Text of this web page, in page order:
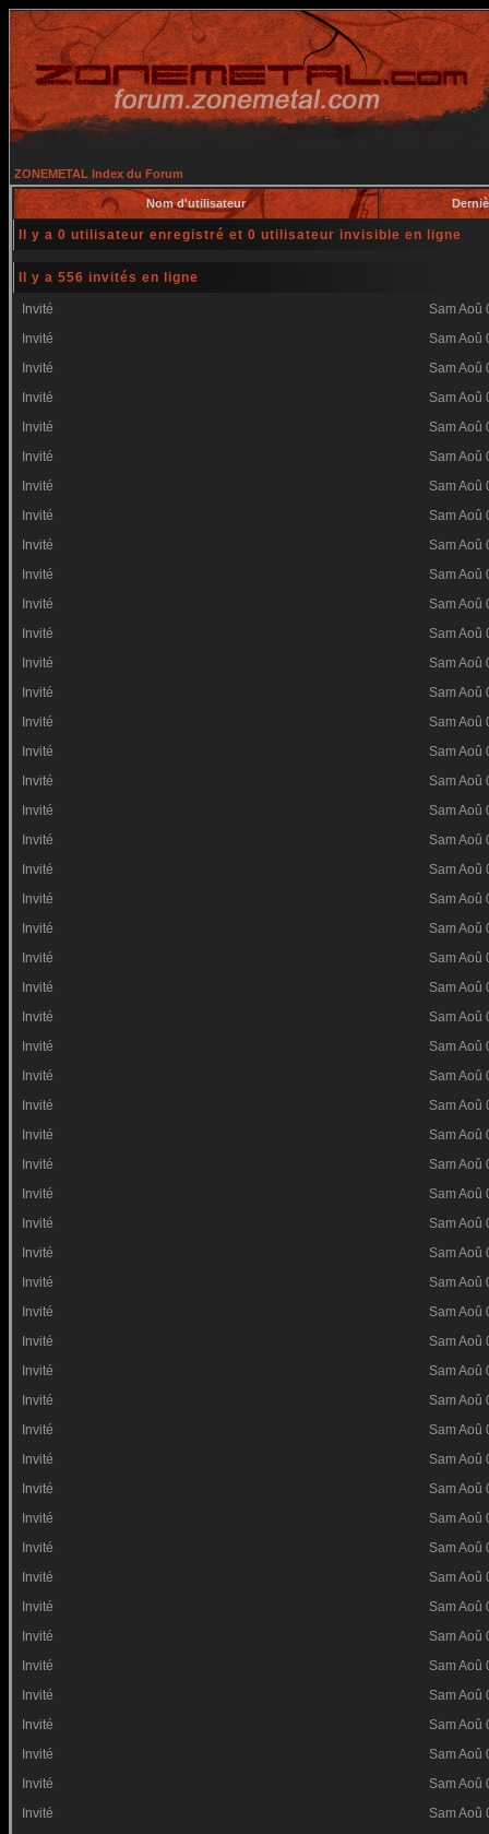
ZONEMETAL Index du Forum
Nom d'utilisateur
Il y a 0 utilisateur enregistré et 0 utilisateur invisible en ligne
Il y a 556 invités en ligne
Invité
Sam Aoû
Invité
Sam Aoû
Invité
Sam Aoû
Invité
Sam Aoû
Invité
Sam Aoû
Invité
Sam Aoû
Invité
Sam Aoû
Invité
Sam Aoû
Invité
Sam Aoû
Invité
Sam Aoû
Invité
Sam Aoû
Invité
Sam Aoû
Invité
Sam Aoû
Invité
Sam Aoû
Invité
Sam Aoû
Invité
Sam Aoû
Invité
Sam Aoû
Invité
Sam Aoû
Invité
Sam Aoû
Invité
Sam Aoû
Invité
Sam Aoû
Invité
Sam Aoû
Invité
Sam Aoû
Invité
Sam Aoû
Invité
Sam Aoû
Invité
Sam Aoû
Invité
Sam Aoû
Invité
Sam Aoû
Invité
Sam Aoû
Invité
Sam Aoû
Invité
Sam Aoû
Invité
Sam Aoû
Invité
Sam Aoû
Invité
Sam Aoû
Invité
Sam Aoû
Invité
Sam Aoû
Invité
Sam Aoû
Invité
Sam Aoû
Invité
Sam Aoû
Invité
Sam Aoû
Invité
Sam Aoû
Invité
Sam Aoû
Invité
Sam Aoû
Invité
Sam Aoû
Invité
Sam Aoû
Invité
Sam Aoû
Invité
Sam Aoû
Invité
Sam Aoû
Invité
Sam Aoû
Invité
Sam Aoû
Invité
Sam Aoû
Invité
Sam Aoû